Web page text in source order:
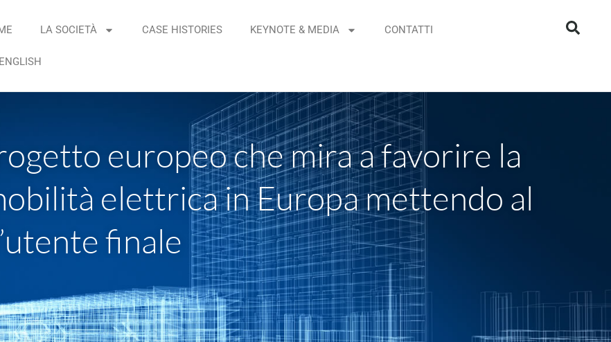
LA SOCIETÀ CASE HISTORIES KEYNOTE & MEDIA CONTATTI
ENGLISH
europeo che mira a favorire la
elettrica in Europa mettendo al
finale